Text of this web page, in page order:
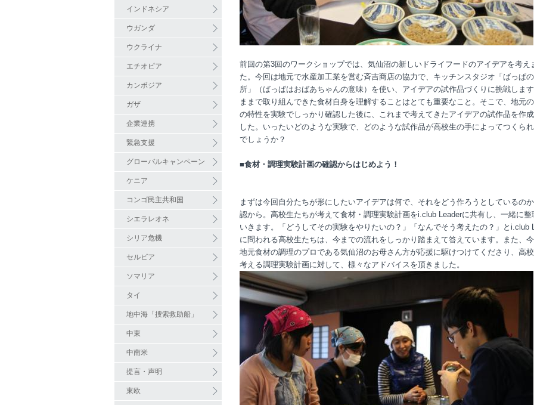
インドネシア
ウガンダ
ウクライナ
エチオピア
カンボジア
ガザ
企業連携
緊急支援
グローバルキャンペーン
ケニア
コンゴ民主共和国
シエラレオネ
シリア危機
セルビア
ソマリア
タイ
地中海「捜索救助船」
中東
中南米
提言・声明
東欧
前回の第3回のワークショップでは、気仙沼の新しいドライフードのアイデアを考え
た。今回は地元で水産加工業を営む斉吉商店の協力で、キッチンスタジオ「ばっぱ
所」（ばっぱはおばあちゃんの意味）を使い、アイデアの試作品づくりに挑戦しま
ままで取り組んできた食材自身を理解することはとても重要なこと。そこで、地元
の特性を実験でしっかり確認した後に、これまで考えてきたアイデアの試作品を作成
した。いったいどのような実験で、どのような試作品が高校生の手によってつくら
でしょうか？
■食材・調理実験計画の確認からはじめよう！
まずは今回自分たちが形にしたいアイデアは何で、それをどう作ろうとしているの
認から。高校生たちが考えて食材・調理実験計画をi.club Leaderに共有し、一緒に整
いきます。「どうしてその実験をやりたいの？」「なんでそう考えたの？」とi.club
に問われる高校生たちは、今までの流れをしっかり踏まえて答えています。また、
地元食材の調理のプロである気仙沼のお母さん方が応援に駆けつけてくださり、高
考える調理実験計画に対して、様々なアドバイスを頂きました。